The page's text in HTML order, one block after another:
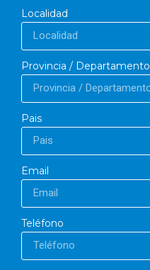
Localidad
Provincia / Departamento
Pais
Email
Teléfono